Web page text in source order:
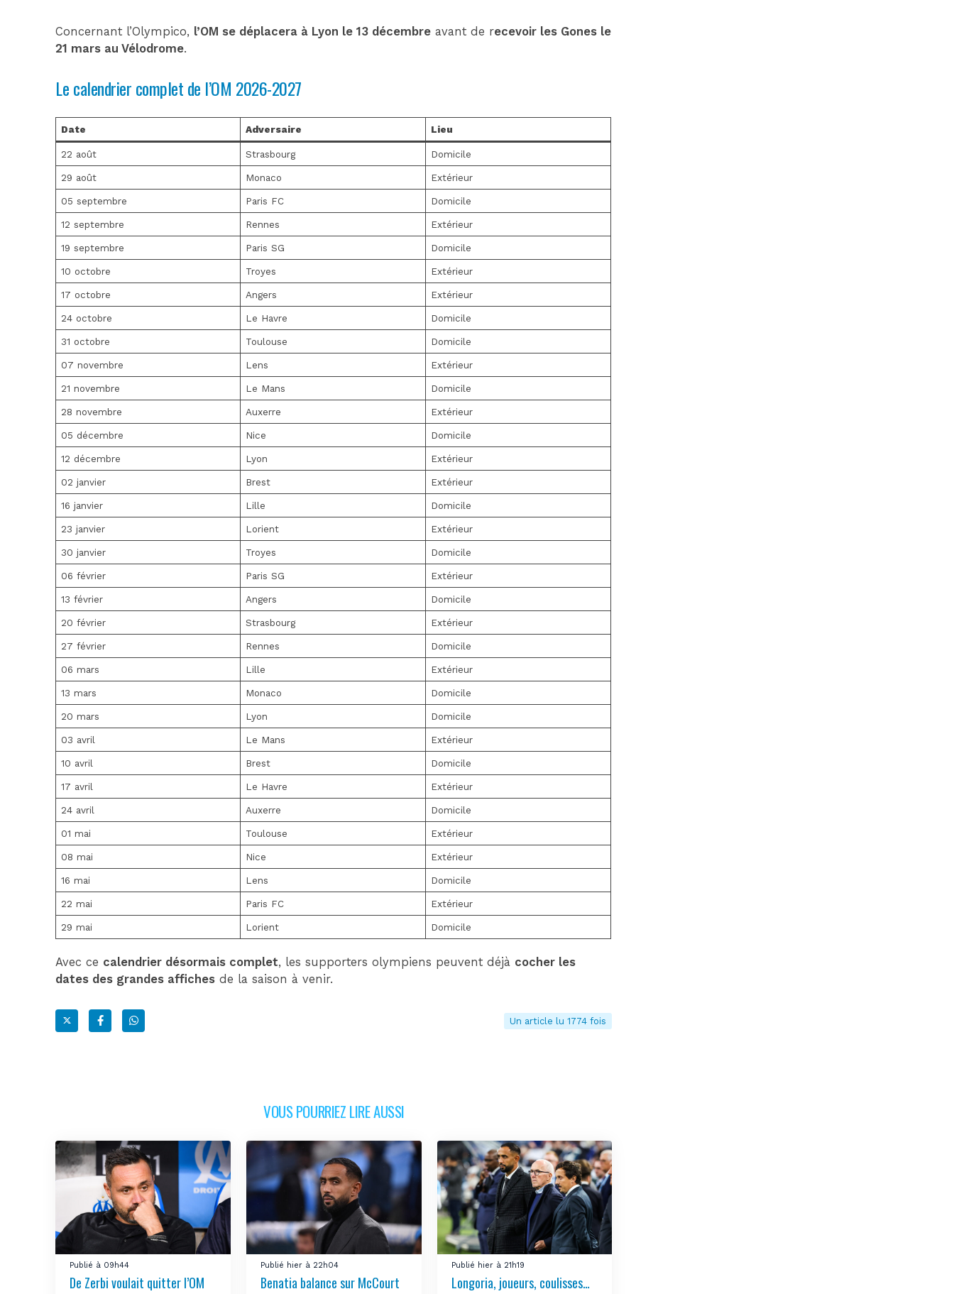
Concernant l’Olympico, l’OM se déplacera à Lyon le 13 décembre avant de recevoir les Gones le
21 mars au Vélodrome.
Le calendrier complet de l’OM 2026-2027
Date Adversaire Lieu
22 août Strasbourg Domicile
29 août Monaco Extérieur
05 septembre Paris FC Domicile
12 septembre Rennes Extérieur
19 septembre Paris SG Domicile
10 octobre Troyes Extérieur
17 octobre Angers Extérieur
24 octobre Le Havre Domicile
31 octobre Toulouse Domicile
07 novembre Lens Extérieur
21 novembre Le Mans Domicile
28 novembre Auxerre Extérieur
05 décembre Nice Domicile
12 décembre Lyon Extérieur
02 janvier Brest Extérieur
16 janvier Lille Domicile
23 janvier Lorient Extérieur
30 janvier Troyes Domicile
06 février Paris SG Extérieur
13 février Angers Domicile
20 février Strasbourg Extérieur
27 février Rennes Domicile
06 mars Lille Extérieur
13 mars Monaco Domicile
20 mars Lyon Domicile
03 avril Le Mans Extérieur
10 avril Brest Domicile
17 avril Le Havre Extérieur
24 avril Auxerre Domicile
01 mai Toulouse Extérieur
08 mai Nice Extérieur
16 mai Lens Domicile
22 mai Paris FC Extérieur
29 mai Lorient Domicile
Avec ce calendrier désormais complet, les supporters olympiens peuvent déjà cocher les
dates des grandes affiches de la saison à venir.
Un article lu 1774 fois
VOUS POURRIEZ LIRE AUSSI
Publié à 09h44
De Zerbi voulait quitter l’OM
Publié hier à 22h04
Benatia balance sur McCourt
Publié hier à 21h19
Longoria, joueurs, coulisses…